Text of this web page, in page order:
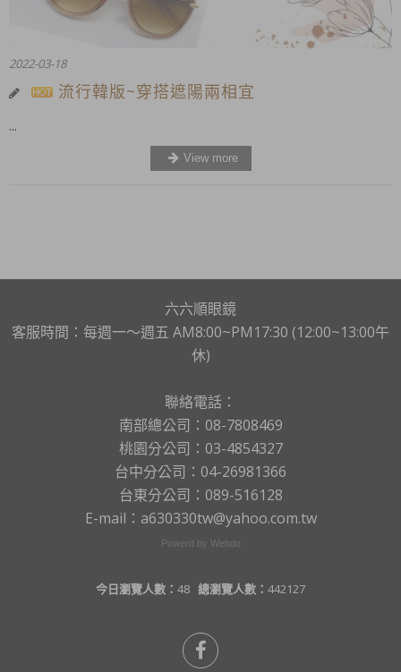
2022-03-18
流行韓版~穿搭遮陽兩相宜
...
六六順眼鏡
客服時間：每週一～週五 AM8:00~PM17:30 (12:00~13:00午
休)
聯絡電話：
南部總公司：08-7808469
桃園分公司：03-4854327
台中分公司：04-26981366
台東分公司：089-516128
E-mail：a630330tw@yahoo.com.tw
Powerd by Webdo
今日瀏覽人數： 48 總瀏覽人數： 442127